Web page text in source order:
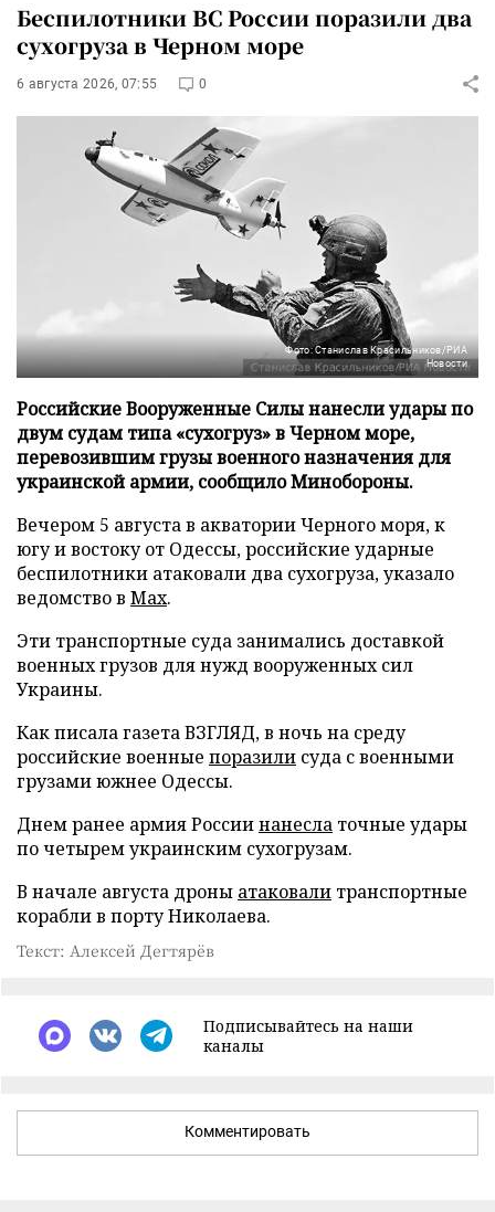
Беспилотники ВС России поразили два
сухогруза в Черном море
6 августа 2026, 07:55 0
Фото: Станислав Красильников/РИА
Новости
Российские Вооруженные Силы нанесли удары по
двум судам типа «сухогруз» в Черном море,
перевозившим грузы военного назначения для
украинской армии, сообщило Минобороны.
Вечером 5 августа в акватории Черного моря, к
югу и востоку от Одессы, российские ударные
беспилотники атаковали два сухогруза, указало
ведомство в Max.
Эти транспортные суда занимались доставкой
военных грузов для нужд вооруженных сил
Украины.
Как писала газета ВЗГЛЯД, в ночь на среду
российские военные поразили суда с военными
грузами южнее Одессы.
Днем ранее армия Россиинанесла точные удары
по четырем украинским сухогрузам.
В начале августа дроны атаковали транспортные
корабли в порту Николаева.
Текст: Алексей Дегтярёв
Подписывайтесь на наши
каналы
Комментировать